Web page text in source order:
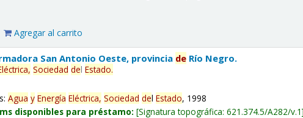
Agregar al carrito
San Antonio Oeste, provincia de Río Negro.
Sociedad delEstado.
Agua y Energía Eléctrica, Sociedad delEstado, 1998
disponibles para préstamo: Signatura topográfica:621.374.5/A282/v.1